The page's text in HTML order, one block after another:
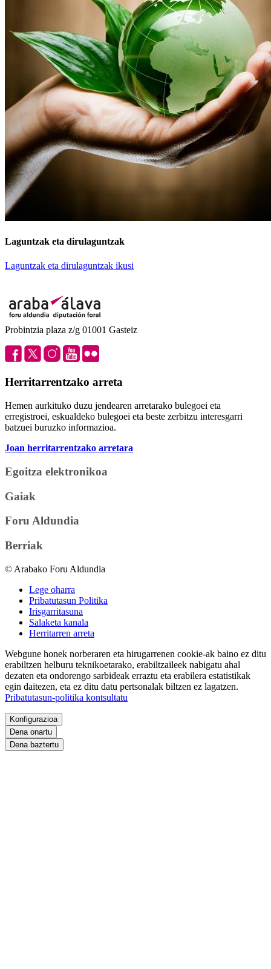
Laguntzak eta dirulaguntzak
Laguntzak eta dirulaguntzak ikusi
Probintzia plaza z/g 01001 Gasteiz
Herritarrentzako arreta
Hemen aurkituko duzu jendearen arretarako bulegoei eta
erregistroei, eskualdeko bulegoei eta beste zerbitzu interesgarri
batzuei buruzko informazioa.
Joan herritarrentzako arretara
Egoitza elektronikoa
Gaiak
Foru Aldundia
Berriak
© Arabako Foru Aldundia
Lege oharra
Pribatutasun Politika
Irisgarritasuna
Salaketa kanala
Herritarren arreta
Webgune honek norberaren eta hirugarrenen cookie-ak baino ez ditu
erabiltzen helburu teknikoetarako, erabiltzaileek nabigatu ahal
dezaten eta ondorengo sarbideak erraztu eta erabilera estatistikak
egin daitezen, eta ez ditu datu pertsonalak biltzen ez lagatzen.
Pribatutasun-politika kontsultatu
Konfigurazioa
Dena onartu
Dena baztertu